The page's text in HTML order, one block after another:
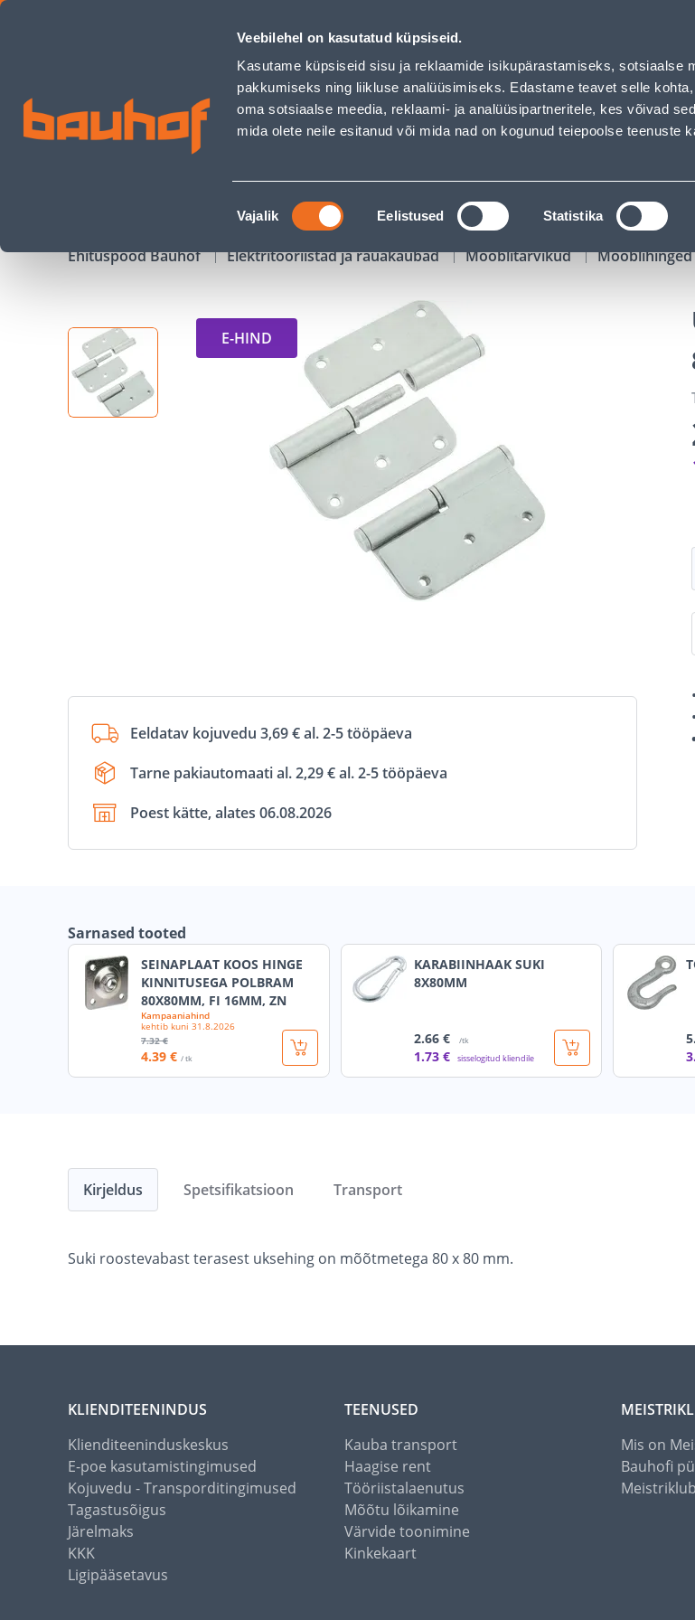
Veebilehel on kasutatud küpsiseid.
Kasutame küpsiseid sisu ja reklaamide isikupärastamiseks, sotsiaalse
pakkumiseks ning liikluse analüüsimiseks. Edastame teavet selle
oma sotsiaalse meedia, reklaami- ja analüüsipartneritele, kes võivad
mida olete neile esitanud või mida nad on kogunud teiepoolse teenuste
Nõusoleku
valik
Vajalik Eelistused Statistika
UKSEHING SUKI ROOSTEVABA 80X80MM - Bauhof has loaded
Äriklienditeenindus Klienditeenindus Teenused Karjäärileht
OTSI
KAMPAANIAD KATALOOGID
Ehituspood Bauhof Elektritööriistad ja rauakaubad Mööblitarvikud Mööblihinged
E-HIND
Eeldatav kojuvedu 3,69 € al. 2-5 tööpäeva
Tarne pakiautomaati al. 2,29 € al. 2-5 tööpäeva
Poest kätte, alates 06.08.2026
Sarnased tooted
SEINAPLAAT KOOS HINGE
KINNITUSEGA POLBRAM
80X80MM, FI 16MM, ZN
Kampaaniahind
kehtib kuni 31.8.2026
7.32 €
4.39 € / tk
KARABIINHAAK SUKI
8X80MM
2.66 € /tk
1.73 € sisselogitud kliendile
5
3
Kirjeldus
Suki roostevabast terasest uksehing on mõõtmetega 80 x 80 mm.
Spetsifikatsioon Transport
KLIENDITEENINDUS
Klienditeeninduskeskus
E-poe kasutamistingimused
Kojuvedu - Transporditingimused
Tagastusõigus
Järelmaks
KKK
Ligipääsetavus
TEENUSED
Kauba transport
Haagise rent
Tööriistalaenutus
Mõõtu lõikamine
Värvide toonimine
Kinkekaart
Mis on
Bauhofi